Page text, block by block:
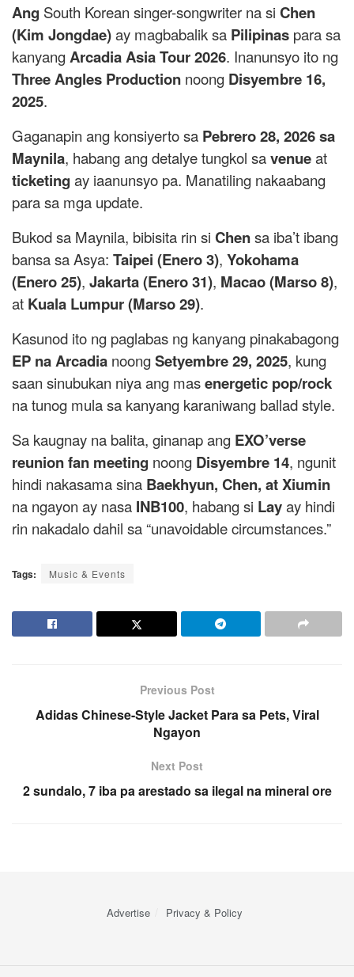
Ang South Korean singer-songwriter na si Chen
(Kim Jongdae)ay magbabalik sa Pilipinas para sa
kanyangArcadia Asia Tour 2026. Inanunsyo ito ng
Three Angles Production noong Disyembre 16,
2025.
Gaganapin ang konsiyerto sa Pebrero 28, 2026 sa
Maynila, habang ang detalye tungkol savenueat
ticketing ay iaanunsyo pa. Manatiling nakaabang
para sa mga update.
Bukod sa Maynila, bibisita rin si Chensa iba’t ibang
bansa sa Asya: Taipei (Enero 3), Yokohama
(Enero 25), Jakarta (Enero 31), Macao (Marso 8),
at Kuala Lumpur (Marso 29).
Kasunod ito ng paglabas ng kanyang pinakabagong
EP na Arcadia noongSetyembre 29, 2025, kung
saan sinubukan niya ang masenergetic pop/rock
na tunog mula sa kanyang karaniwang ballad style.
Sa kaugnay na balita, ginanap ang EXO’verse
reunion fan meeting noong Disyembre 14, ngunit
hindi nakasama sina Baekhyun, Chen, at Xiumin
na ngayon ay nasa INB100, habang si Layay hindi
rin nakadalo dahil sa “unavoidable circumstances.”
Tags: Music & Events
Previous Post
Adidas Chinese-Style Jacket Para sa Pets, Viral
Ngayon
Next Post
2 sundalo, 7 iba pa arestado sa ilegal na mineral ore
Advertise Privacy & Policy